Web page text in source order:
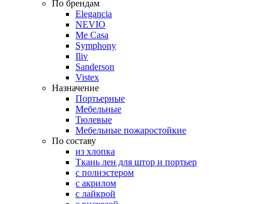
По брендам
Elegancia
NEVIO
Me Casa
Symphony
Iliv
Sanderson
Vistex
Назначение
Портьерные
Мебельные
Тюлевые
Мебельные пожаростойкие
По составу
из хлопка
Ткань лен для штор и портьер
с полиэстером
с акрилом
с лайкрой